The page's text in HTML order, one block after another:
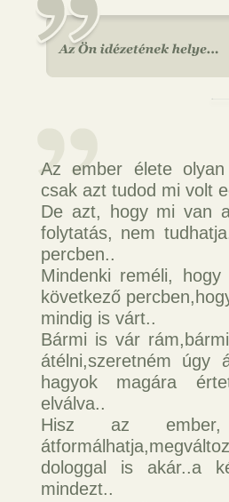
Az ember élete
csak azt tudod mi volt
De azt, hogy mi van
folytatás, nem
percben..
Mindenki reméli,
következő
mindig is várt..
Bármi is vár
átélni,szeretném úgy
hagyok magára
elválva..
Hisz az
dologgal is akár..a
mindezt..